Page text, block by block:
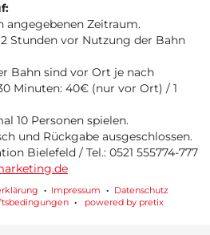
Zeitraum.
Stunden vor Nutzung der Bahn
Bahn sind vor Ort je nach
Minuten: 40€ (nur vor Ort) / 1
10 Personen spielen.
und Rückgabe ausgeschlossen.
Bielefeld / Tel.: 0521 555774-777
Impressum
Datenschutz
powered by pretix